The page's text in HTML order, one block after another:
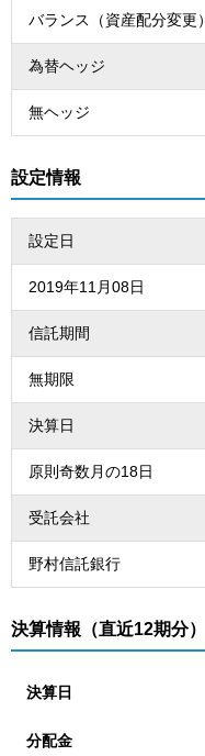
バランス（資産配分変更）
為替ヘッジ
無ヘッジ
設定情報
設定日
2019年11月08日
信託期間
無期限
決算日
原則奇数月の18日
受託会社
野村信託銀行
決算情報（直近12期分）
決算日
分配金